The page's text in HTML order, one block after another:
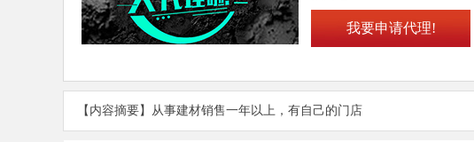
我要申请代理!
【内容摘要】从事建材销售一年以上，有自己的门店